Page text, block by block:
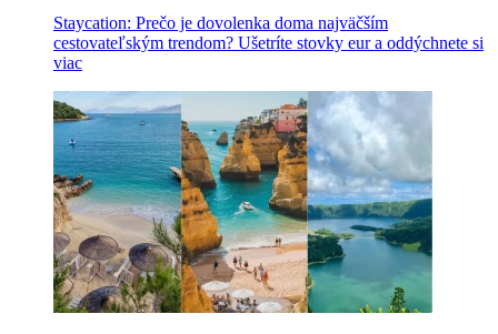
Staycation: Prečo je dovolenka doma najväčším
cestovateľským trendom? Ušetríte stovky eur a oddýchnete si
viac